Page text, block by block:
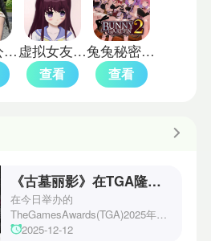
夏日小公园的厕所里手游 虚拟女友aika
查看
兔兔秘密花园2手机版
查看
《古墓丽影》在TGA隆重确认新作将来袭！
在今日举办的
TheGamesAwards(TGA)2025年度
游戏颁奖典礼中，古墓丽影系列公
2025-12-12